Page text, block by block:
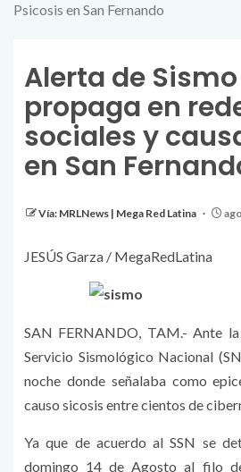
Psicosis en San Fernando
Alerta de
propaga en
sociales y
en San
Vía: MRLNews | Mega Red Latina
JESÚS Garza / MegaRedLatina
SAN FERNANDO, TAM.- Ante
Servicio Sismológico Nacional
noche donde señalaba como
causo sicosis entre cientos de
Ya que de acuerdo al SSN se
domingo 14 de Agosto al filo